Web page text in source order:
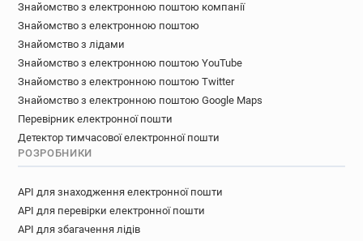
Знайомство з електронною поштою компанії
Знайомство з електронною поштою
Знайомство з лідами
Знайомство з електронною поштою YouTube
Знайомство з електронною поштою Twitter
Знайомство з електронною поштою Google Maps
Перевірник електронної пошти
Детектор тимчасової електронної пошти
РОЗРОБНИКИ
API для знаходження електронної пошти
API для перевірки електронної пошти
API для збагачення лідів